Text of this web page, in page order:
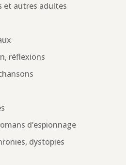
et autres adultes
réflexions
d’espionnage
dystopies